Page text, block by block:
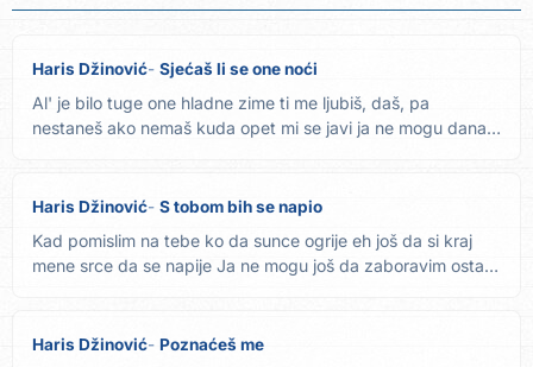
Haris Džinović Sjećaš li se one noći
Al' je bilo tuge one hladne zime ti me ljubiš, daš, pa
nestaneš ako nemaš kuda opet mi se javi ja ne mogu dana
Haris Džinović S tobom bih se napio
Kad pomislim na tebe ko da sunce ogrije eh još da si kraj
mene srce da se napije Ja ne mogu još da zaboravim ostalo
Haris Džinović Poznaćeš me